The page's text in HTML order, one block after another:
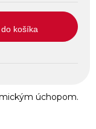
košíka
úchopom.